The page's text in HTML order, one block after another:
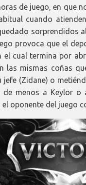
de juego, en que
cuando
sorprendidos
provoca que el
el cual termina por
las mismas coñas
(Zidane) o
de menos a Keylor
oponente del juego